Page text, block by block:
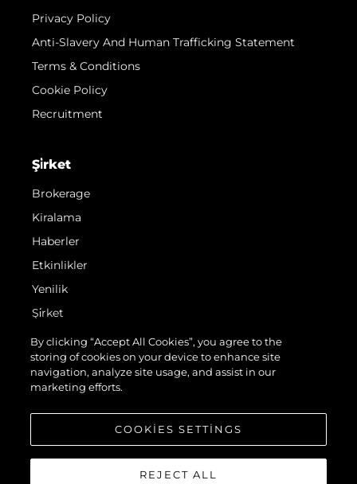
Privacy Policy
Anti-Slavery And Human Trafficking Statement
Terms & Conditions
Cookie Policy
Recruitment
Şi̇rket
Brokerage
Kiralama
Haberler
Etkinlikler
Yenilik
Şi̇rket
Ekip
Yaşam Şekli̇
Mi̇ras
By clicking “Accept All Cookies”, you agree to the
storing of cookies on your device to enhance site
navigation, analyze site usage, and assist in our
marketing efforts.
COOKIES SETTINGS
REJECT ALL